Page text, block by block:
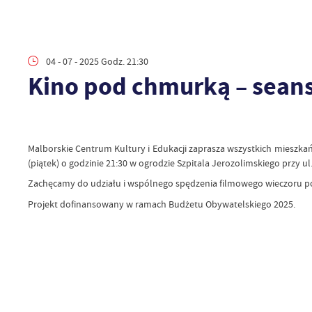
04 - 07 - 2025 Godz. 21:30
Kino pod chmurką –
Malborskie Centrum Kultury i Edukacji zaprasza wszystkich
(piątek) o godzinie 21:30 w ogrodzie Szpitala Jerozolimskiego przy
Zachęcamy do udziału i wspólnego spędzenia filmowego wieczoru
Projekt dofinansowany w ramach Budżetu Obywatelskiego 2025.